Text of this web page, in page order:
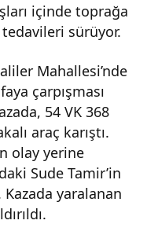
içinde toprağa
sürüyor.
Mahallesi’nde
çarpışması
54 VK 368
araç karıştı.
olay yerine
Sude Tamir’in
yaralanan